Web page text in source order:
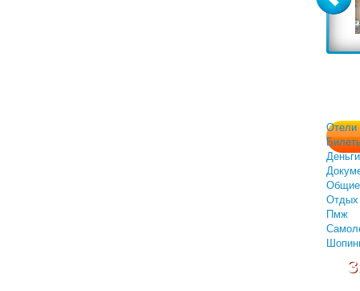
ответов: 3549
Отели
Деньги
Общие
Отдых
Пмж